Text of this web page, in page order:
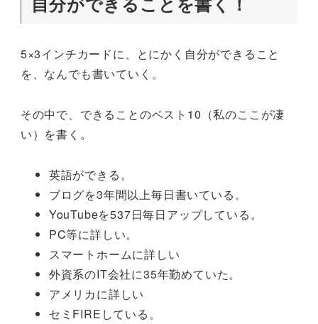
5×3インチカードに、とにかく自分ができること
を、なんでも書いていく。
その中で、できることのベスト10（私のここが凄
い）を書く。
英語ができる。
ブログを3年間以上毎日書いている。
YouTubeを537日毎日アップしている。
PC等に詳しい。
スマートホームに詳しい
外資系のIT会社に35年勤めていた。
アメリカに詳しい
セミFIREしている。